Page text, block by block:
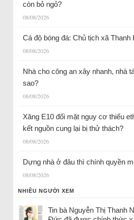
còn bỏ ngỏ?
08/08/2026
Cá độ bóng đá: Chủ tịch xã
08/08/2026
Nhà cho công an xây nhanh, nhà
sao?
08/08/2026
Xăng E10 đối mặt nguy cơ thiếu
kết nguồn cung lại bị thử thách?
08/08/2026
Dựng nhà ở đâu thì chính quyền
08/08/2026
NHIỀU NGƯỜI XEM
Tin bà Nguyễn Thị Thanh